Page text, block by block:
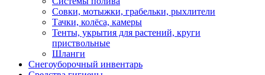
Совки, мотыжки, грабельки, рыхлители
Тачки, колёса, камеры
Тенты, укрытия для растений, круги
приствольные
Шланги
Снегоуборочный инвентарь